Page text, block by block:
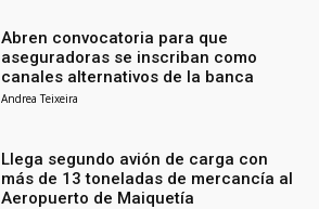
Abren convocatoria para que
aseguradoras se inscriban como
canales alternativos de la banca
Andrea Teixeira
Llega segundo avión de carga con
más de 13 toneladas de mercancía al
Aeropuerto de Maiquetía